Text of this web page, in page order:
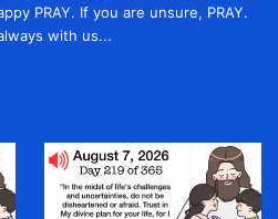
PRAY. If you are unsure, PRAY.
with us...